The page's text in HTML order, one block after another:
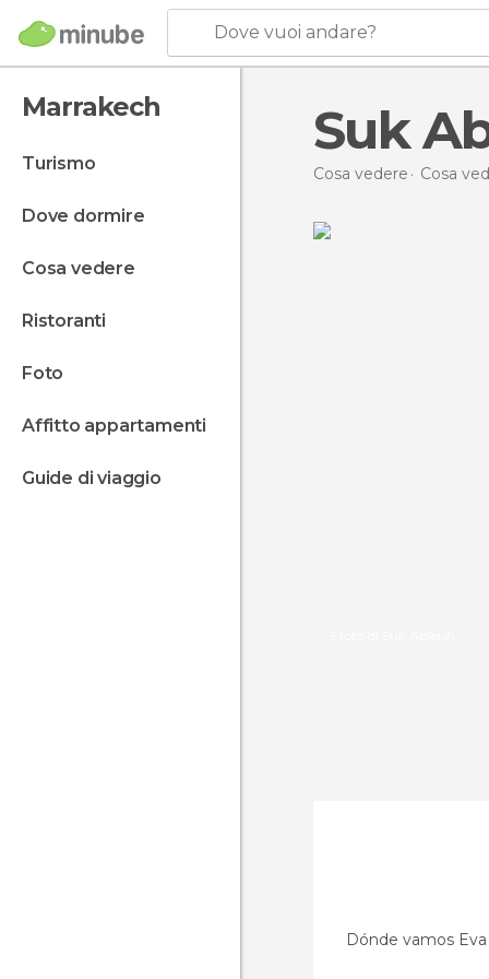
Dove vuoi andare?
Marrakech
turismo
dove dormire
cosa vedere
ristoranti
foto
affitto appartamenti
guide di viaggio
Suk
Cosa vedere Cosa
Dónde vamos Eva